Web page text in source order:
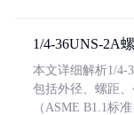
1/4-36UNS-2A
本文详细解析1/4-
包括外径、螺距
（ASME B1.1标